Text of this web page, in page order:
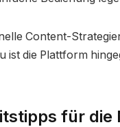
Content-
ist die Plattform
für die